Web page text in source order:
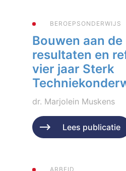
BEROEPSONDERWIJS
Bouwen aan de
resultaten en
vier jaar Sterk
dr. Marjolein Muskens
Geplaatst op 16 februari
Lees publicatie
ARBEID